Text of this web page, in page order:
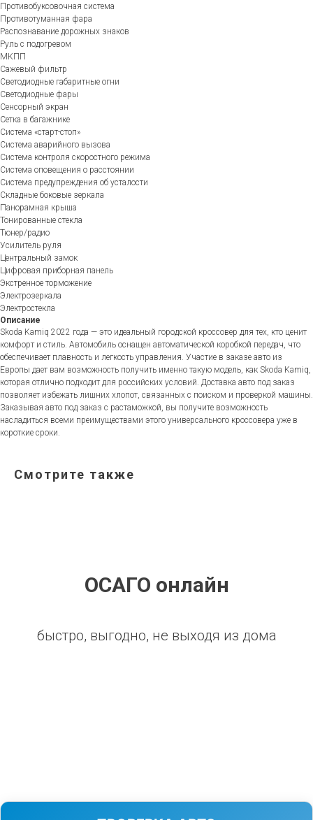
Противобуксовочная система
Противотуманная фара
Распознавание дорожных знаков
Руль с подогревом
МКПП
Сажевый фильтр
Светодиодные габаритные огни
Светодиодные фары
Сенсорный экран
Сетка в багажнике
Система «старт-стоп»
Система аварийного вызова
Система контроля скоростного режима
Система оповещения о расстоянии
Система предупреждения об усталости
Складные боковые зеркала
Панорамная крыша
Тонированные стекла
Тюнер/радио
Усилитель руля
Центральный замок
Цифровая приборная панель
Экстренное торможение
Электрозеркала
Электростекла
Описание
Skoda Kamiq 2022 года — это идеальный городской кроссовер для тех, кто ценит
комфорт и стиль. Автомобиль оснащен автоматической коробкой передач, что
обеспечивает плавность и легкость управления. Участие в заказе авто из
Европы дает вам возможность получить именно такую модель, как Skoda Kamiq,
которая отлично подходит для российских условий. Доставка авто под заказ
позволяет избежать лишних хлопот, связанных с поиском и проверкой машины.
Заказывая авто под заказ с растаможкой, вы получите возможность
насладиться всеми преимуществами этого универсального кроссовера уже в
короткие сроки.
Смотрите также
ОСАГО онлайн
быстро, выгодно, не выходя из дома